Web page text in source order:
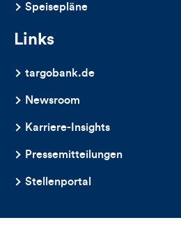
Speisepläne
Links
targobank.de
Newsroom
Karriere-Insights
Pressemitteilungen
Stellenportal